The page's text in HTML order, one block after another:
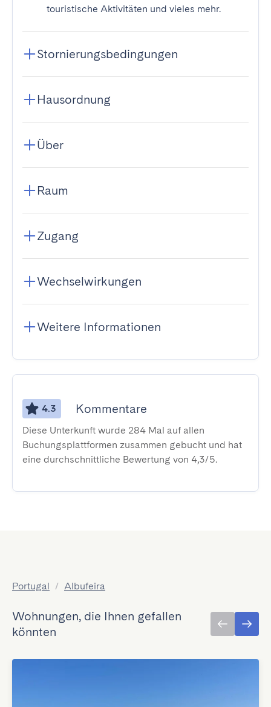
touristische Aktivitäten und vieles mehr.
Stornierungsbedingungen
Hausordnung
Über
Raum
Zugang
Wechselwirkungen
Weitere Informationen
4.3 Kommentare
Diese Unterkunft wurde 284 Mal auf allen
Buchungsplattformen zusammen gebucht und hat
eine durchschnittliche Bewertung von 4,3/5.
Portugal / Albufeira
Wohnungen, die Ihnen gefallen
könnten